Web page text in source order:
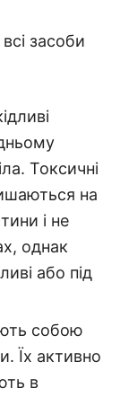
засоби
Токсичні
на
і не
однак
або під
собою
Їх активно
в